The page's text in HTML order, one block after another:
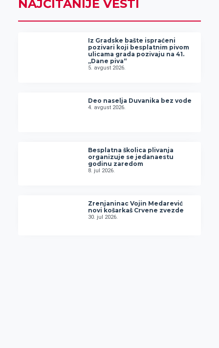
NAJČITANIJE VESTI
Iz Gradske bašte ispraćeni
pozivari koji besplatnim pivom
ulicama grada pozivaju na 41.
„Dane piva“
5. avgust 2026.
Deo naselja Duvanika bez vode
4. avgust 2026.
Besplatna školica plivanja
organizuje se jedanaestu
godinu zaredom
8. jul 2026.
Zrenjaninac Vojin Medarević
novi košarkaš Crvene zvezde
30. jul 2026.